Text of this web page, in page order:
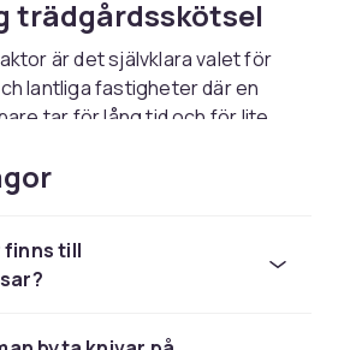
trädgårdsskötsel
är det självklara valet för
lantliga fastigheter där en
tar för lång tid och för lite
ploggar snö och
med ett och samma
från
i modeller
och behov.
finns till